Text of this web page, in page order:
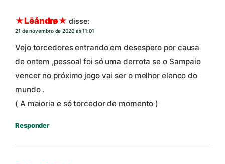
★Lēåndrø★ disse:
21 de novembro de 2020 às 11:01
Vejo torcedores entrando em desespero por causa
de ontem ,pessoal foi só uma derrota se o Sampaio
vencer no próximo jogo vai ser o melhor elenco do
mundo .
( A maioria e só torcedor de momento )
Responder